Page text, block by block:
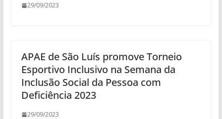
29/09/2023
APAE de São Luís promove Torneio
Esportivo Inclusivo na Semana da
Inclusão Social da Pessoa com
Deficiência 2023
29/09/2023